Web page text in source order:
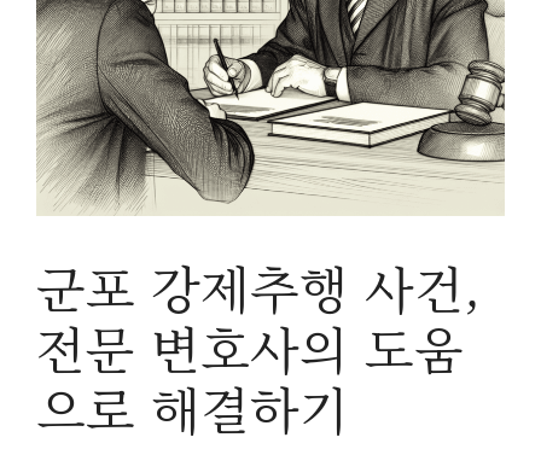
군포 강제추행 사건,
전문 변호사의 도움
으로 해결하기